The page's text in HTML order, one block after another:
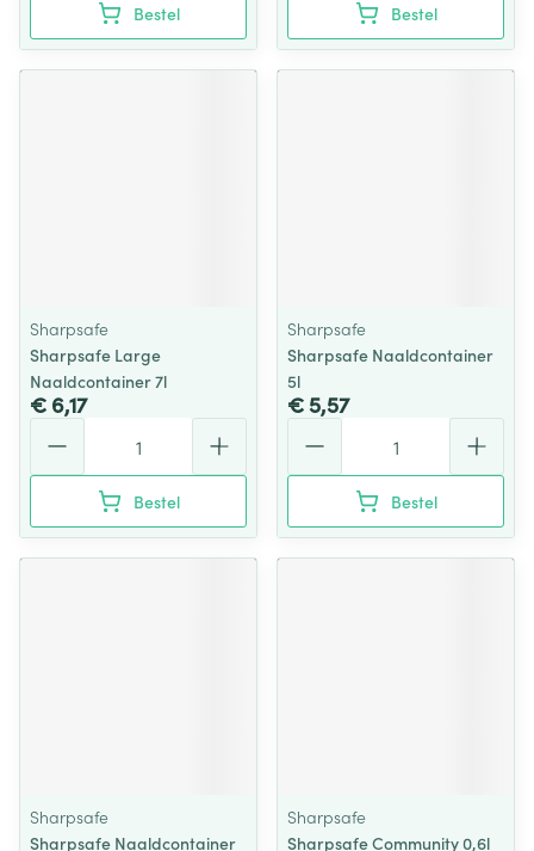
Bestel Bestel
Sharpsafe
Sharpsafe Large
Naaldcontainer 7l
€ 6,17
Bestel
Sharpsafe
Sharpsafe Naaldcontainer
5l
€ 5,57
Bestel
Sharpsafe
Sharpsafe Naaldcontainer
Sharpsafe
Sharpsafe Community 0,6l